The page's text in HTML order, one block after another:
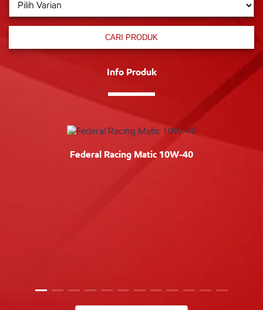
CARI PRODUK
Info Produk
Federal Racing Matic 10W-40